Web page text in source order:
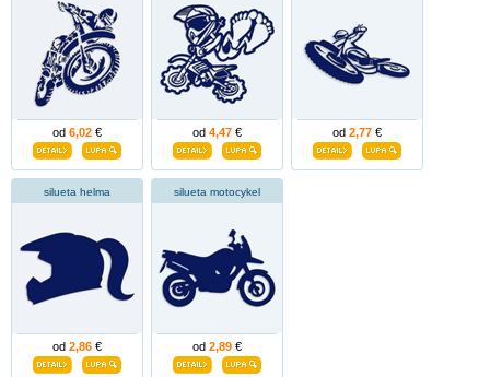
od 6,02 € od 4,47 € od 2,77 €
silueta helma
od 2,86 €
silueta motocykel
od 2,89 €